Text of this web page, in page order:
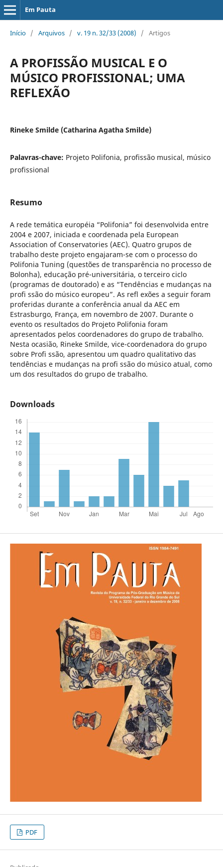
Em Pauta
Início / Arquivos / v. 19 n. 32/33 (2008) / Artigos
A PROFISSÃO MUSICAL E O
MÚSICO PROFISSIONAL; UMA
REFLEXÃO
Rineke Smilde (Catharina Agatha Smilde)
Palavras-chave: Projeto Polifonia, profissão musical, músico
profissional
Resumo
A rede temática européia “Polifonia” foi desenvolvida entre
2004 e 2007, iniciada e coordenada pela European
Association of Conservatories (AEC). Quatro grupos de
trabalho deste projeto engajaram-se com o processo do
Polifonia Tuning (questões de transparência no processo de
Bolonha), educação pré-universitária, o terceiro ciclo
(programas de doutorado) e as “Tendências e mudanças na
profi ssão do músico europeu”. As refl exões a seguir foram
proferidas durante a conferência anual da AEC em
Estrasburgo, França, em novembro de 2007. Durante o
evento os resultados do Projeto Polifonia foram
apresentados pelos coordenadores do grupo de trabalho.
Nesta ocasião, Rineke Smilde, vice-coordenadora do grupo
sobre Profi ssão, apresentou um quadro qualitativo das
tendências e mudanças na profi ssão do músico atual, como
um dos resultados do grupo de trabalho.
Downloads
PDF